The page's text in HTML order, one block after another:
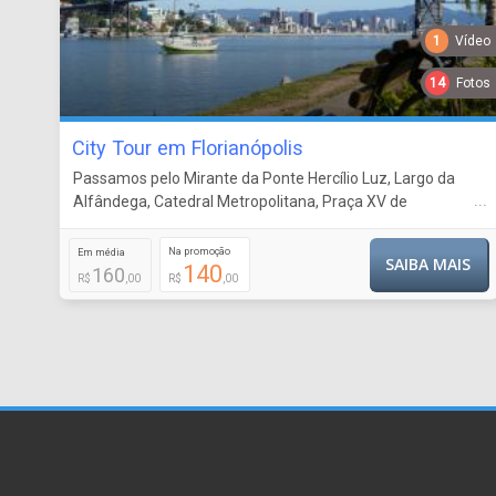
1 Vídeo
14 Fotos
City Tour em Florianópolis
Passamos pelo Mirante da Ponte Hercílio Luz, Largo da
Alfândega, Catedral Metropolitana, Praça XV de
Mirante Leste da ilha, Lagoa da Conceição, P
...
Em média
R$ 160 ,00
Na promoção
R$ 140 ,00
SAIBA MAIS